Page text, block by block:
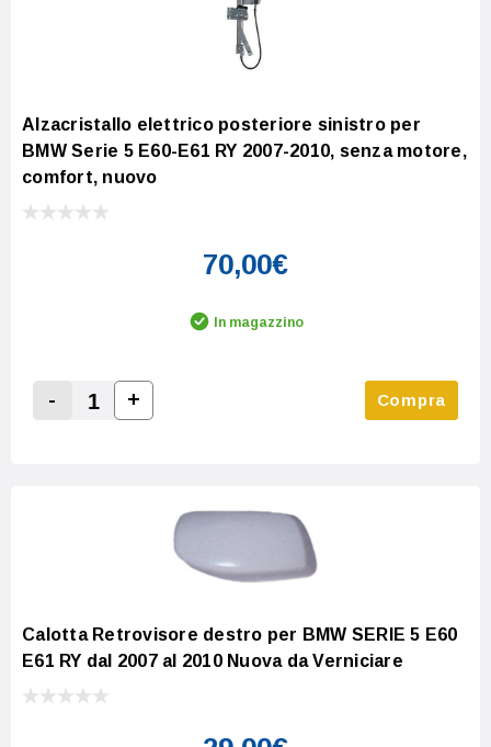
Alzacristallo elettrico posteriore sinistro per
BMW Serie 5 E60-E61 RY 2007-2010, senza motore,
comfort, nuovo
70,00€
In magazzino
Decrease Quantity:
-
Increase Quantity:
+ Compra
Calotta Retrovisore destro per BMW SERIE 5 E60
E61 RY dal 2007 al 2010 Nuova da Verniciare